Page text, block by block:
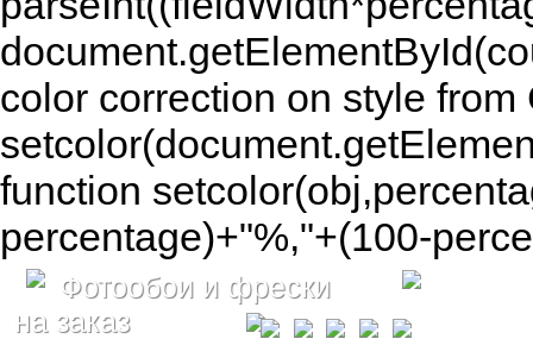
color correction on style
function
percentage)+"%,"+(100-
Фотообои и фрески
на заказ